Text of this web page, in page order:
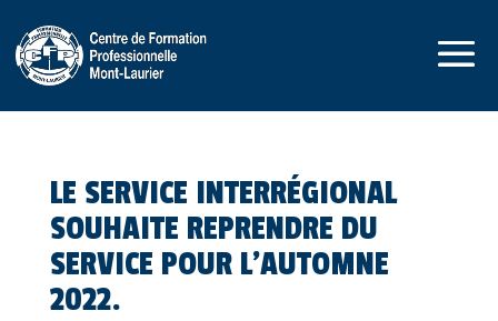
LE SERVICE INTERRÉGIONAL
SOUHAITE REPRENDRE DU
SERVICE POUR L’AUTOMNE
2022.